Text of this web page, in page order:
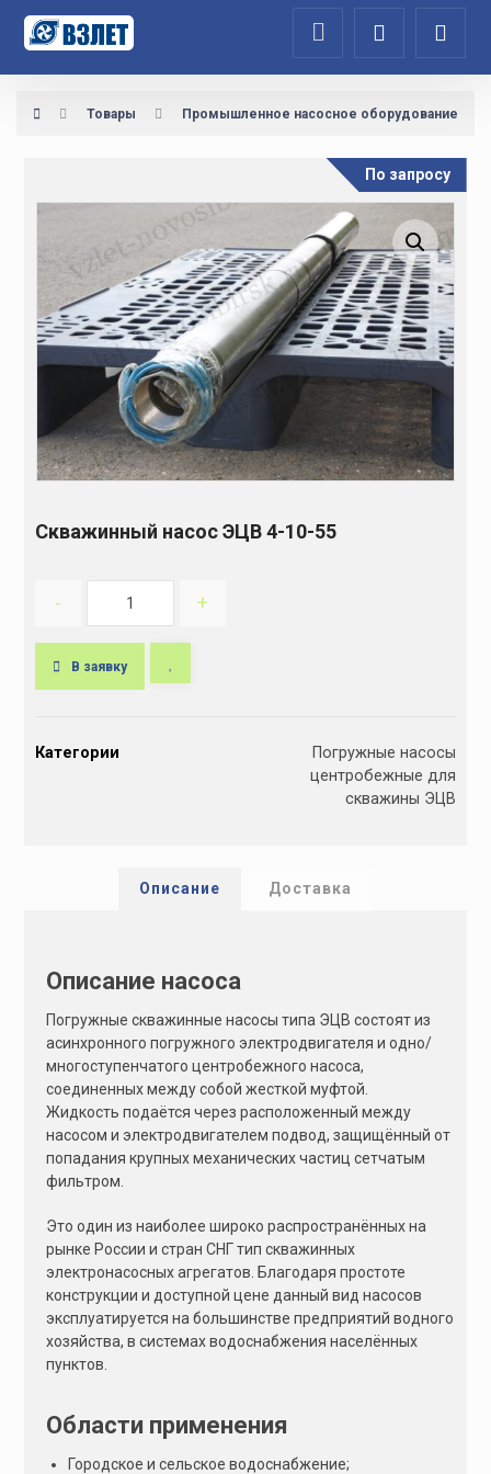
Товары Промышленное насосное оборудование
Увеличить изображение
Скважинный насос ЭЦВ 4-10-55
По запросу
- +
В заявку
tКатегории
Погружные насосы
центробежные для
скважины ЭЦВ
Описание Доставка
Описание насоса
Погружные скважинные насосы типа ЭЦВ состоят из
асинхронного погружного электродвигателя и одно/
многоступенчатого центробежного насоса,
соединенных между собой жесткой муфтой.
Жидкость подаётся через расположенный между
насосом и электродвигателем подвод, защищённый от
попадания крупных механических частиц сетчатым
фильтром.
Это один из наиболее широко распространённых на
рынке России и стран СНГ тип скважинных
электронасосных агрегатов. Благодаря простоте
конструкции и доступной цене данный вид насосов
эксплуатируется на большинстве предприятий водного
хозяйства, в системах водоснабжения населённых
пунктов.
Области применения
Городское и сельское водоснабжение;